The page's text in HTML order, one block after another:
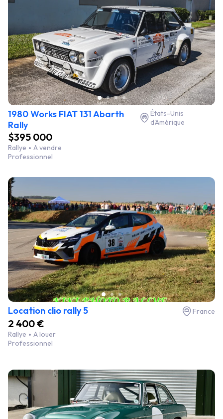
1980 Works FIAT 131 Abarth
Rally
États-Unis
d'Amérique
$395 000
Rallye
A vendre
Professionnel
Location clio rally 5 France
2 400 €
Rallye
A louer
Professionnel